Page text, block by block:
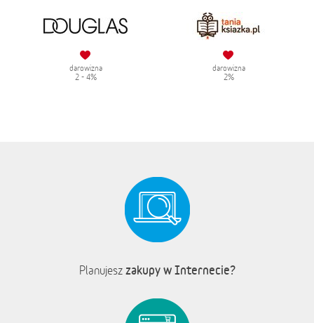
darowizna
2 - 4%
darowizna
2%
Planujesz zakupy w Internecie?